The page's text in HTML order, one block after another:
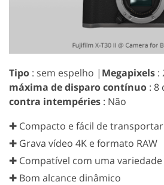
Tipo : sem espelho | Megapixels :
máxima de disparo contínuo : 8
contra intempéries : Não
✚ Compacto e fácil de transportar
✚ Grava vídeo 4K e formato RAW
✚ Compatível com uma
✚ Bom alcance dinâmico